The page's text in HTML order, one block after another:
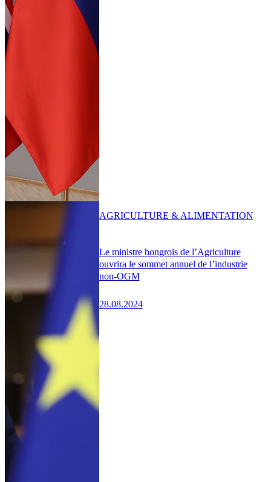
Le ministre hongrois de l’Agriculture
ouvrira le sommet annuel de l’industrie
non-OGM
28.08.2024
AGRICULTURE & ALIMENTATION